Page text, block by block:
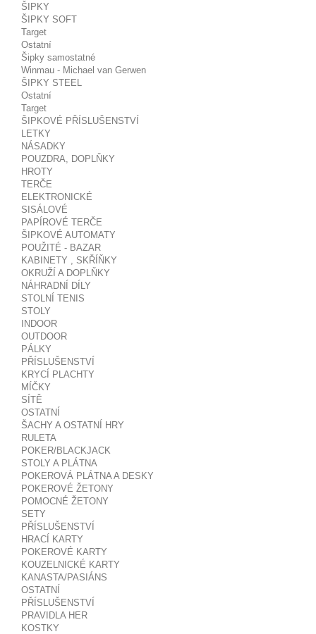
ŠIPKY
ŠIPKY SOFT
Target
Ostatní
Šipky samostatné
Winmau - Michael van Gerwen
ŠIPKY STEEL
Ostatní
Target
ŠIPKOVÉ PŘÍSLUŠENSTVÍ
LETKY
NÁSADKY
POUZDRA, DOPLŇKY
HROTY
TERČE
ELEKTRONICKÉ
SISÁLOVÉ
PAPÍROVÉ TERČE
ŠIPKOVÉ AUTOMATY
POUŽITÉ - BAZAR
KABINETY , SKŘÍŇKY
OKRUŽÍ A DOPLŇKY
NÁHRADNÍ DÍLY
STOLNÍ TENIS
STOLY
INDOOR
OUTDOOR
PÁLKY
PŘÍSLUŠENSTVÍ
KRYCÍ PLACHTY
MÍČKY
SÍTĚ
OSTATNÍ
ŠACHY A OSTATNÍ HRY
RULETA
POKER/BLACKJACK
STOLY A PLÁTNA
POKEROVÁ PLÁTNA A DESKY
POKEROVÉ ŽETONY
POMOCNÉ ŽETONY
SETY
PŘÍSLUŠENSTVÍ
HRACÍ KARTY
POKEROVÉ KARTY
KOUZELNICKÉ KARTY
KANASTA/PASIÁNS
OSTATNÍ
PŘÍSLUŠENSTVÍ
PRAVIDLA HER
KOSTKY